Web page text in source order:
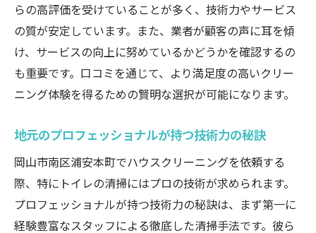
トイレ環境改善のための具体的な施策
住まい全体の衛生を考慮した清掃戦略
ハウスクリーニングでトイレをピカピカに維持
する方法
日常掃除に役立つ便利アイテム紹介
プロが推奨する掃除のステップバイステッ
プガイド
トイレ清掃における重点ポイントの理解
時間をかけずに成果を出す掃除のコツ
らの高評価を受けていることが多く、技術力やサービス
の質が安定しています。また、業者が顧客の声に耳を傾
け、サービスの向上に努めているかどうかを確認するの
も重要です。口コミを通じて、より満足度の高いクリー
ニング体験を得るための賢明な選択が可能になります。
地元のプロフェッショナルが持つ技術力の秘訣
岡山市南区浦安本町でハウスクリーニングを依頼する
際、特にトイレの清掃にはプロの技術が求められます。
プロフェッショナルが持つ技術力の秘訣は、まず第一に
経験豊富なスタッフによる徹底した清掃手法です。彼ら